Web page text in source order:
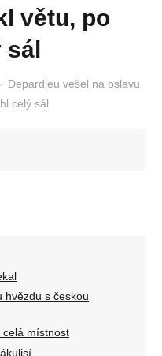
větu, po
sál
Depardieu vešel na oslavu
celý sál
hvězdu s českou
celá místnost